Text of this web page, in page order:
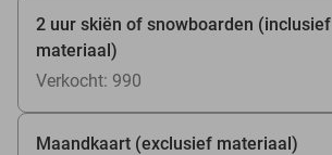
2 uur skiën of snowboarden (inclusief
materiaal)
Verkocht: 990
Maandkaart (exclusief materiaal)